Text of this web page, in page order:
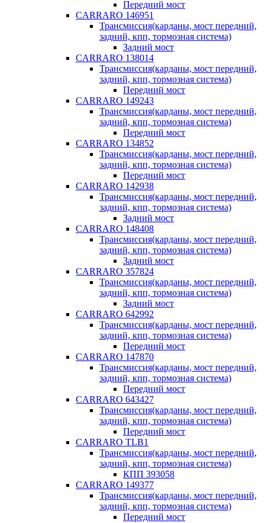
Передний мост
CARRARO 146951
Трансмиссия(карданы, мост передний,
задний, кпп, тормозная система)
Задний мост
CARRARO 138014
Трансмиссия(карданы, мост передний,
задний, кпп, тормозная система)
Передний мост
CARRARO 149243
Трансмиссия(карданы, мост передний,
задний, кпп, тормозная система)
Передний мост
CARRARO 134852
Трансмиссия(карданы, мост передний,
задний, кпп, тормозная система)
Передний мост
CARRARO 142938
Трансмиссия(карданы, мост передний,
задний, кпп, тормозная система)
Задний мост
CARRARO 148408
Трансмиссия(карданы, мост передний,
задний, кпп, тормозная система)
Задний мост
CARRARO 357824
Трансмиссия(карданы, мост передний,
задний, кпп, тормозная система)
Задний мост
CARRARO 642992
Трансмиссия(карданы, мост передний,
задний, кпп, тормозная система)
Передний мост
CARRARO 147870
Трансмиссия(карданы, мост передний,
задний, кпп, тормозная система)
Передний мост
CARRARO 643427
Трансмиссия(карданы, мост передний,
задний, кпп, тормозная система)
Передний мост
CARRARO TLB1
Трансмиссия(карданы, мост передний,
задний, кпп, тормозная система)
КПП 393058
CARRARO 149377
Трансмиссия(карданы, мост передний,
задний, кпп, тормозная система)
Передний мост